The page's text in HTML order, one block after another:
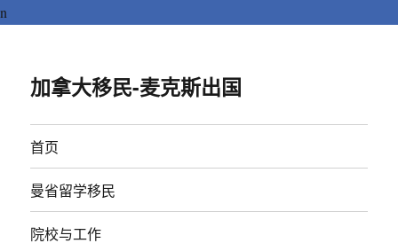
n
加拿大移民-麦克斯出国
首页
曼省留学移民
院校与工作